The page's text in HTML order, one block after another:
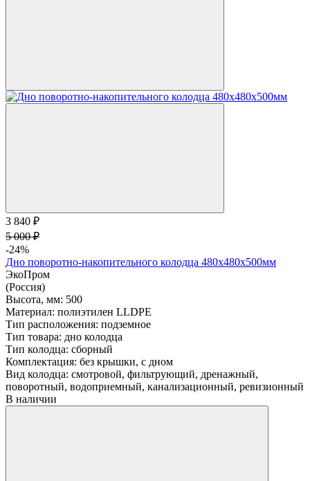
3 840 ₽
5 000 ₽
-24%
Дно поворотно-накопительного колодца 480х480х500мм
ЭкоПром
(Россия)
Высота, мм: 500
Материал: полиэтилен LLDPE
Тип расположения: подземное
Тип товара: дно колодца
Тип колодца: сборный
Комплектация: без крышки, с дном
Вид колодца: смотровой, фильтрующий, дренажный,
поворотный, водоприемный, канализационный, ревизионный
В наличии